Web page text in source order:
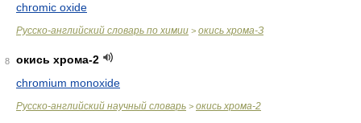
chromic oxide
Русско-английский словарь по химии > окись хрома-З
8
окись хрома-2
chromium monoxide
Русско-английский научный словарь > окись хрома-2